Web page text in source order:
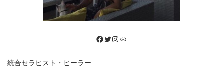
Facebook
Twitter
Instagram
リンク
統合セラピスト・ヒーラー